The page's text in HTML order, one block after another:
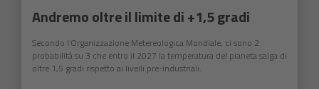
Andremo oltre il limite di +1,5 gradi
Secondo l’Organizzazione Metereologica Mondiale, ci sono 2
probabilità su 3 che entro il 2027 la temperatura del pianeta salga di
oltre 1,5 gradi rispetto ai livelli pre-industriali.